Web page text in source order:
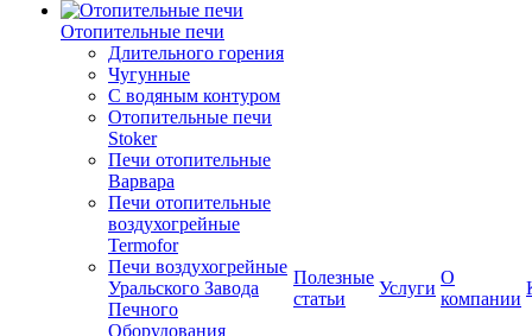
Отопительные печи
Длительного горения
Чугунные
C водяным контуром
Отопительные печи
Stoker
Печи отопительные
Варвара
Печи отопительные
воздухогрейные
Termofor
Печи воздухогрейные
Уральского Завода
Печного
Оборудования
Полезные
статьи
Услуги
О
компании